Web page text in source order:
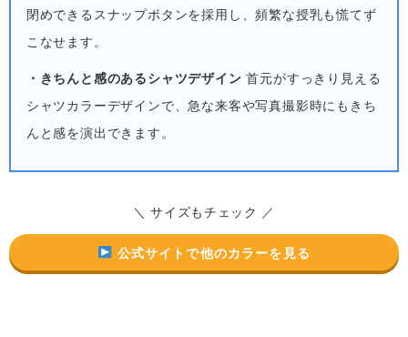
閉めできるスナップボタンを採用し、頻繁な授乳も慌てず
こなせます。
・きちんと感のあるシャツデザイン 首元がすっきり見える
シャツカラーデザインで、急な来客や写真撮影時にもきち
んと感を演出できます。
＼ サイズもチェック ／
公式サイトで他のカラーを見る